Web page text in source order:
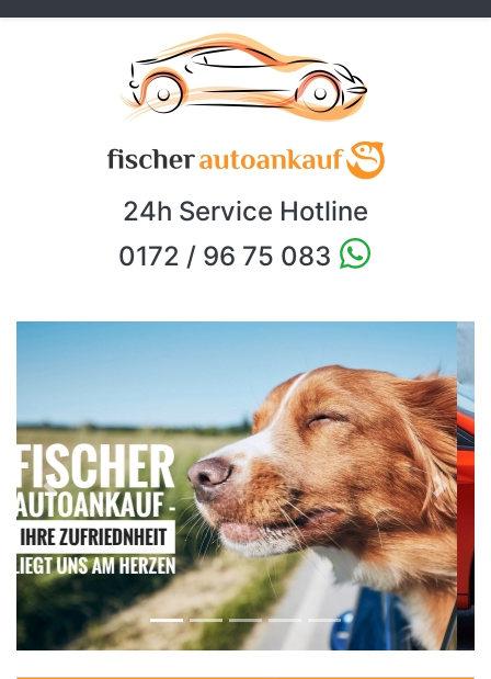
24h Service Hotline
0172 / 96 75 083
Previous Next